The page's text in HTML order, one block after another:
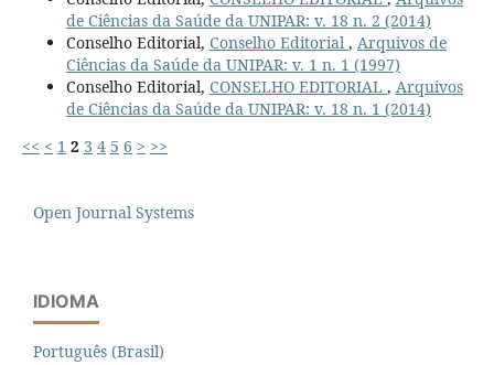
de Ciências da Saúde da UNIPAR: v. 18 n. 2 (2014)
Conselho Editorial, Conselho Editorial , Arquivos de
Ciências da Saúde da UNIPAR: v. 1 n. 1 (1997)
Conselho Editorial, CONSELHO EDITORIAL , Arquivos
de Ciências da Saúde da UNIPAR: v. 18 n. 1 (2014)
<< < 1 2 3 4 5 6 > >>
Open Journal Systems
IDIOMA
Português (Brasil)